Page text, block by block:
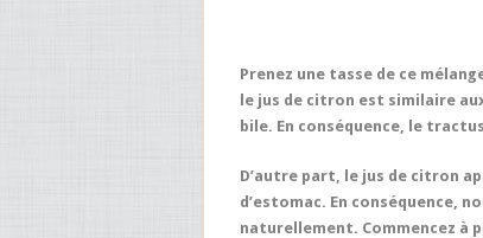
Prenez une tasse de ce
le jus de citron est similaire
bile. En conséquence, le
D’autre part, le jus de citron
d’estomac. En conséquence,
naturellement. Commencez à